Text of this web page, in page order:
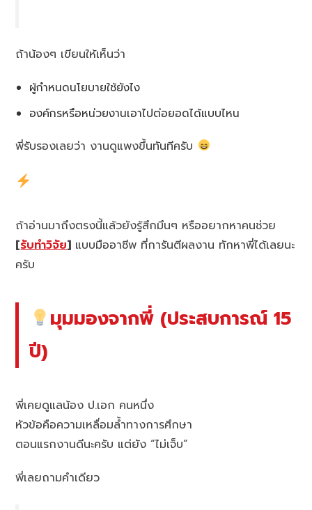
ถ้าน้องๆ เขียนให้เห็นว่า
ผู้กำหนดนโยบายใช้ยังไง
องค์กรหรือหน่วยงานเอาไปต่อยอดได้แบบไหน
พี่รับรองเลยว่า งานดูแพงขึ้นทันทีครับ
ถ้าอ่านมาถึงตรงนี้แล้วยังรู้สึกมึนๆ หรืออยากหาคนช่วย
[รับทำวิจัย] แบบมืออาชีพ ที่การันตีผลงาน ทักหาพี่ได้เลยนะ
ครับ
มุมมองจากพี่ (ประสบการณ์ 15
ปี)
พี่เคยดูแลน้อง ป.เอก คนหนึ่ง
หัวข้อคือความเหลื่อมล้ำทางการศึกษา
ตอนแรกงานดีนะครับ แต่ยัง “ไม่เจ็บ”
พี่เลยถามคำเดียว